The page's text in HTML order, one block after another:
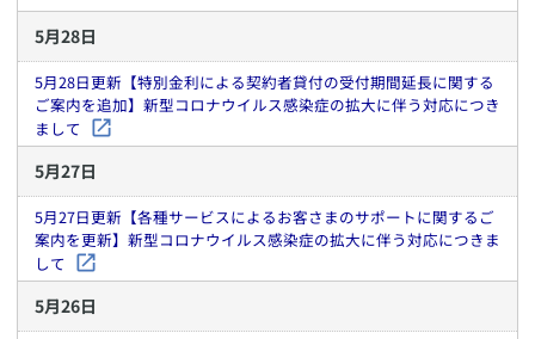
5月28日
5月28日更新【特別金利による契約者貸付の受付期間延長に関する
ご案内を追加】新型コロナウイルス感染症の拡大に伴う対応につき
まして
5月27日
5月27日更新【各種サービスによるお客さまのサポートに関するご
案内を更新】新型コロナウイルス感染症の拡大に伴う対応につきま
して
5月26日